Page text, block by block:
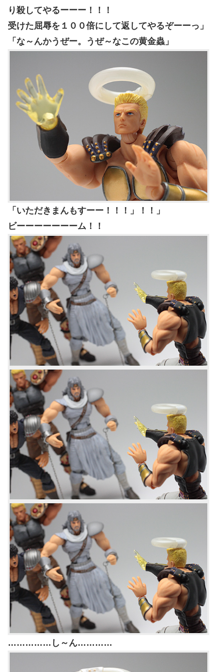
り殺してやるーーー！！！
受けた屈辱を１００倍にして返してやるぞーーっ」
「な～んかうぜー。うぜ～なこの黄金蟲」
「いただきまんもすーー！！！」！！」
ビーーーーーーーム！！
……………し～ん…………